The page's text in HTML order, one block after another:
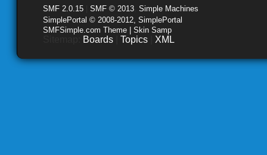
SMF 2.0.15 SMF © 2013 Simple Machines
SimplePortal © 2008-2012, SimplePortal
SMFSimple.com Theme | Skin Samp
Boards Topics XML